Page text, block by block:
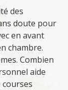
des
doute pour
en avant
chambre.
Combien
aide